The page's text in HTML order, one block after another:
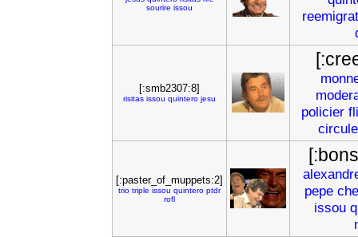
sourire issou
[:smb2307:8]
risitas issou quintero jesu
policier
[:paster_of_muppets:2]
trio triple issou quintero ptdr
rofl
pepe
issou